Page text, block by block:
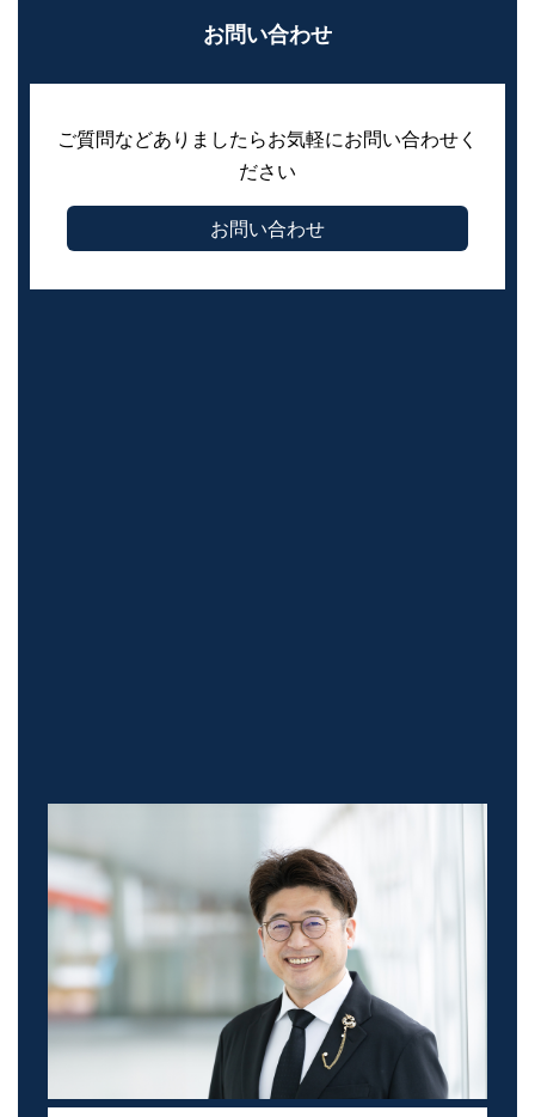
お問い合わせ
ご質問などありましたらお気軽にお問い合わせく
ださい
お問い合わせ